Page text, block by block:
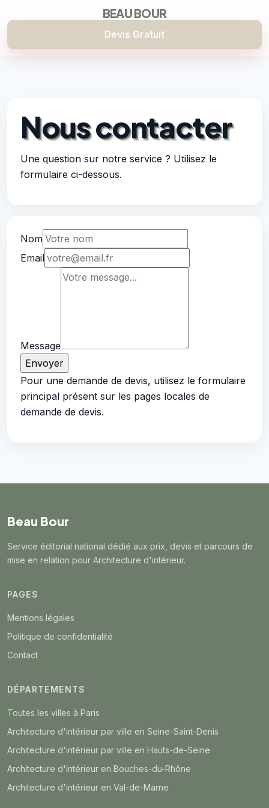
BEAU BOUR
Devis Gratuit
Nous contacter
Une question sur notre service ? Utilisez le
formulaire ci-dessous.
Nom
Email
Message
Envoyer
Pour une demande de devis, utilisez le formulaire
principal présent sur les pages locales de
demande de devis.
Beau Bour
Service éditorial national dédié aux prix, devis et parcours de
mise en relation pour Architecture d'intérieur.
PAGES
Mentions légales
Politique de confidentialité
Contact
DÉPARTEMENTS
Toutes les villes à Paris
Architecture d'intérieur par ville en Seine-Saint-Denis
Architecture d'intérieur par ville en Hauts-de-Seine
Architecture d'intérieur en Bouches-du-Rhône
Architecture d'intérieur en Val-de-Marne